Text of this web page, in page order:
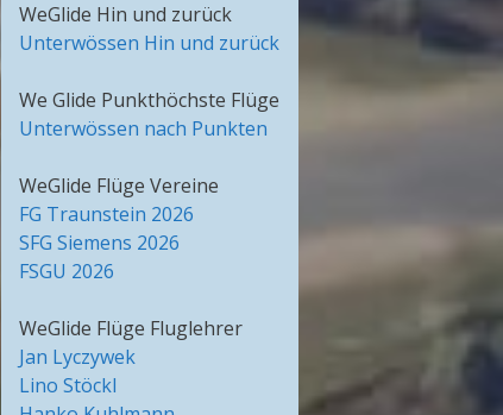
WeGlide Hin und zurück
Unterwössen Hin und zurück
We Glide Punkthöchste Flüge
Unterwössen nach Punkten
WeGlide Flüge Vereine
FG Traunstein 2026
SFG Siemens 2026
FSGU 2026
WeGlide Flüge Fluglehrer
Jan Lyczywek
Lino Stöckl